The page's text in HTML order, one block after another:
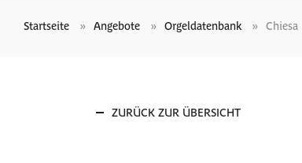
Startseite Angebote Orgeldatenbank Chiesa
ZURÜCK ZUR ÜBERSICHT